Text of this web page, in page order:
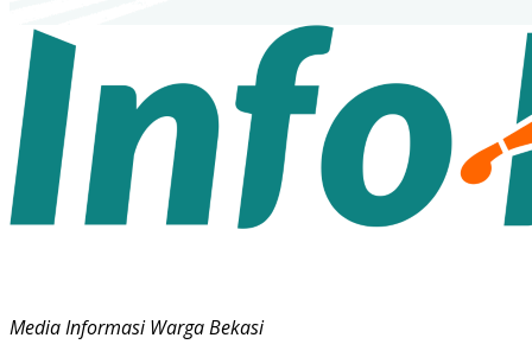
Media Informasi Warga Bekasi